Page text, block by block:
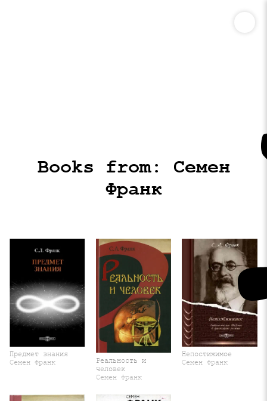
Books from: Семен
Франк
Предмет знания
Семен Франк
Реальность и
человек
Семен Франк
Непостижимое
Семен Франк